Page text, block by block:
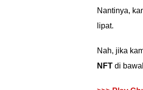
Nantinya,
lipat.
Nah, jika
NFT di